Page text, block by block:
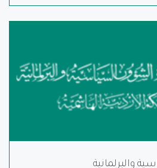
والبرلمانية